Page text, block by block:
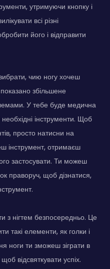
утримуючи кнопку і
всі різні
його і відправити
чию ногу хочеш
збільшене
У тебе буде медична
інструменти. Щоб
просто натисни на
інструмент, отримаєш
застосувати. Ти можеш
праворуч, щоб дізнатися,
з нігтем безпосередньо. Це
такі елементи, як голки і
ноги ти зможеш зіграти в
відсвяткувати успіх.